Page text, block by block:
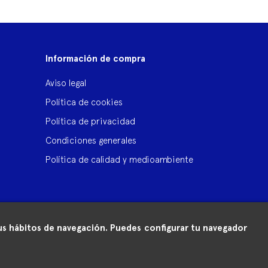
hábitos de navegación. Puedes configurar tu navegador
Información de compra
Aviso legal
Política de cookies
Política de privacidad
Condiciones generales
Política de calidad y medioambiente